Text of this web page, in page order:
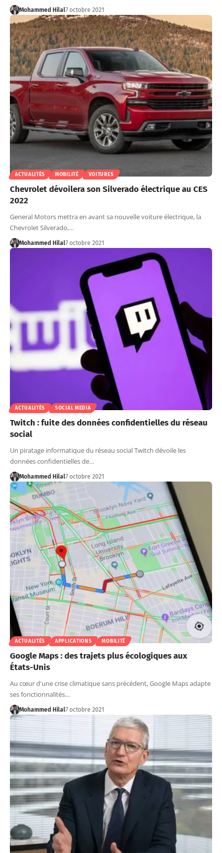
Mohammed Hilal7 octobre 2021
ACTUALITÉS MOBILITÉ VOITURES
Chevrolet dévoilera son Silverado électrique au CES
2022
General Motors mettra en avant sa nouvelle voiture électrique, la
Chevrolet Silverado,…
Mohammed Hilal7 octobre 2021
ACTUALITÉS SOCIAL MEDIA
Twitch : fuite des données confidentielles du réseau
social
Un piratage informatique du réseau social Twitch dévoile les
données confidentielles de…
Mohammed Hilal7 octobre 2021
ACTUALITÉS APPLICATIONS MOBILITÉ
Google Maps : des trajets plus écologiques aux
États-Unis
Au cœur d'une crise climatique sans précédent, Google Maps adapte
ses fonctionnalités…
Mohammed Hilal7 octobre 2021